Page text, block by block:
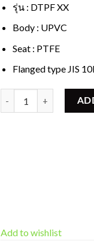
รุ่น : DTPF XX
Body : UPVC
Seat : PTFE
Flanged type JIS
Diaphragm Valve UPVC
Add to wishlist